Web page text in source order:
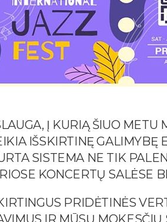
Į KURIĄ ŠIUO
IŠSKIRTINĘ GALIMYBĘ
SISTEMA NE TIK
KONCERTŲ SALĖSE
PRIDĖTINĖS
IR MŪSŲ